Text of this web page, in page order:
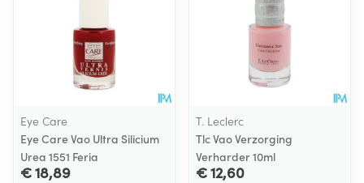
Eye Care
Eye Care Vao Ultra Silicium
Urea 1551 Feria
€ 18,89
T. Leclerc
Tlc Vao Verzorging
Verharder 10ml
€ 12,60